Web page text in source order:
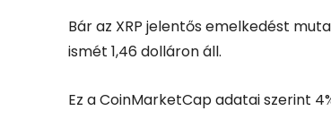
Bár az XRP jelentős emelkedést
ismét 1,46 dolláron áll.
Ez a CoinMarketCap adatai szerint